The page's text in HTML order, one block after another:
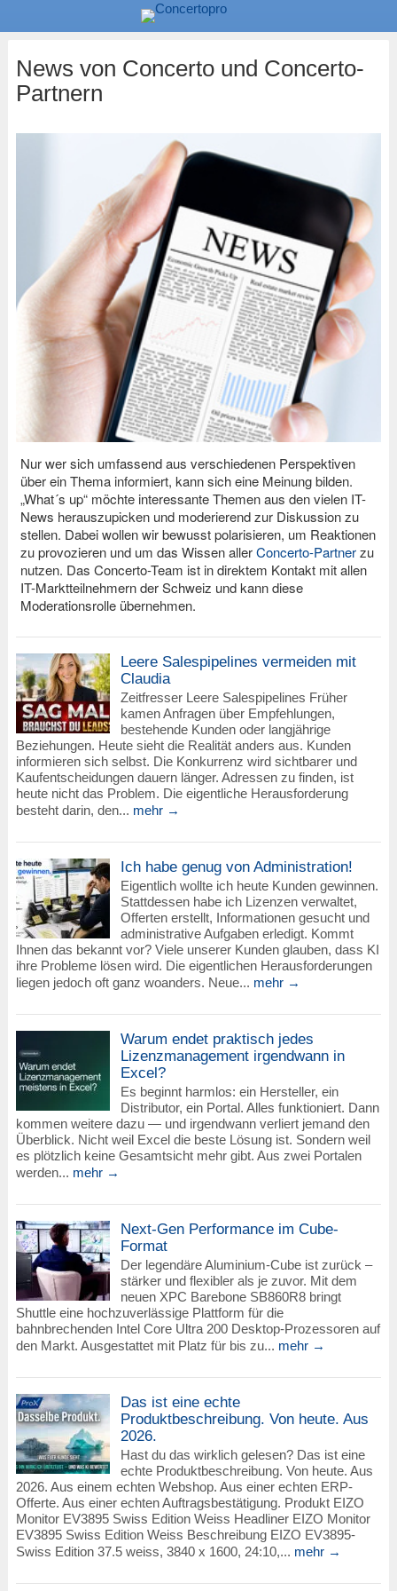
News von Concerto und Concerto-
Partnern
Nur wer sich umfassend aus verschiedenen Perspektiven
über ein Thema informiert, kann sich eine Meinung bilden.
„What´s up“ möchte interessante Themen aus den vielen IT-
News herauszupicken und moderierend zur Diskussion zu
stellen. Dabei wollen wir bewusst polarisieren, um Reaktionen
zu provozieren und um das Wissen allerConcerto-Partnerzu
nutzen. Das Concerto-Team ist in direktem Kontakt mit allen
IT-Marktteilnehmern der Schweiz und kann diese
Moderationsrolle übernehmen.
Leere Salespipelines vermeiden mit
Claudia
Zeitfresser Leere Salespipelines Früher
kamen Anfragen über Empfehlungen,
bestehende Kunden oder langjährige
Beziehungen. Heute sieht die Realität anders aus. Kunden
informieren sich selbst. Die Konkurrenz wird sichtbarer und
Kaufentscheidungen dauern länger. Adressen zu finden, ist
heute nicht das Problem. Die eigentliche Herausforderung
besteht darin, den... mehr →
Ich habe genug von Administration!
Eigentlich wollte ich heute Kunden gewinnen.
Stattdessen habe ich Lizenzen verwaltet,
Offerten erstellt, Informationen gesucht und
administrative Aufgaben erledigt. Kommt
Ihnen das bekannt vor? Viele unserer Kunden glauben, dass KI
ihre Probleme lösen wird. Die eigentlichen Herausforderungen
liegen jedoch oft ganz woanders. Neue... mehr →
Warum endet praktisch jedes
Lizenzmanagement irgendwann in
Excel?
Es beginnt harmlos: ein Hersteller, ein
Distributor, ein Portal. Alles funktioniert. Dann
kommen weitere dazu — und irgendwann verliert jemand den
Überblick. Nicht weil Excel die beste Lösung ist. Sondern weil
es plötzlich keine Gesamtsicht mehr gibt. Aus zwei Portalen
werden... mehr →
Next-Gen Performance im Cube-
Format
Der legendäre Aluminium-Cube ist zurück –
stärker und flexibler als je zuvor. Mit dem
neuen XPC Barebone SB860R8 bringt
Shuttle eine hochzuverlässige Plattform für die
bahnbrechenden Intel Core Ultra 200 Desktop-Prozessoren auf
den Markt. Ausgestattet mit Platz für bis zu... mehr →
Das ist eine echte
Produktbeschreibung. Von heute. Aus
2026.
Hast du das wirklich gelesen? Das ist eine
echte Produktbeschreibung. Von heute. Aus
2026. Aus einem echten Webshop. Aus einer echten ERP-
Offerte. Aus einer echten Auftragsbestätigung. Produkt EIZO
Monitor EV3895 Swiss Edition Weiss Headliner EIZO Monitor
EV3895 Swiss Edition Weiss Beschreibung EIZO EV3895-
Swiss Edition 37.5 weiss, 3840 x 1600, 24:10,... mehr →